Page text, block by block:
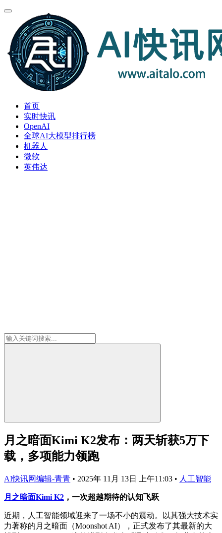
首页
实时快讯
OpenAI
全球AI大模型排行榜
机器人
微软
英伟达
月之暗面Kimi K2发布：两天斩获5万下
载，多项能力领跑
AI快讯网编辑-青青 • 2025年 11月 13日 上午11:03 • 人工智能
月之暗面Kimi K2 ，一次超越期待的认知飞跃
近期，人工智能领域迎来了一场不小的震动。以其强大技术实
力著称的月之暗面（Moonshot AI），正式发布了其最新的大